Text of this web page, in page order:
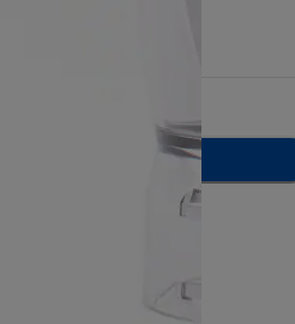
hinzufügen